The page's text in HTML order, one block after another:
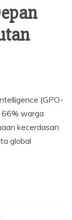
(GPO-
66% warga
kecerdasan
global